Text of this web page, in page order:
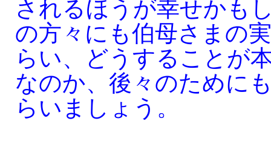
されるほうが幸せかも
の方々にも伯母さまの
らい、どうすることが
なのか、後々のために
らいましょう。